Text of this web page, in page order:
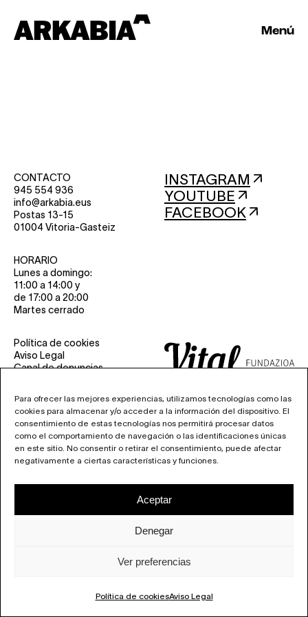
Para ofrecer las mejores experiencias, utilizamos tecnologías como las
cookies para almacenar y/o acceder a la información del dispositivo. El
consentimiento de estas tecnologías nos permitirá procesar datos
como el comportamiento de navegación o las identificaciones únicas
en este sitio. No consentir o retirar el consentimiento, puede afectar
negativamente a ciertas características y funciones.
Aceptar
Denegar
Ver preferencias
Política de cookiesAviso Legal
Menú
CONTACTO
945 554 936
info@arkabia.eus
Postas 13-15
01004 Vitoria-Gasteiz
HORARIO
Lunes a domingo:
11:00 a 14:00 y
de 17:00 a 20:00
Martes cerrado
INSTAGRAM
YOUTUBE
FACEBOOK
Política de cookies
Aviso Legal
Canal de denuncias